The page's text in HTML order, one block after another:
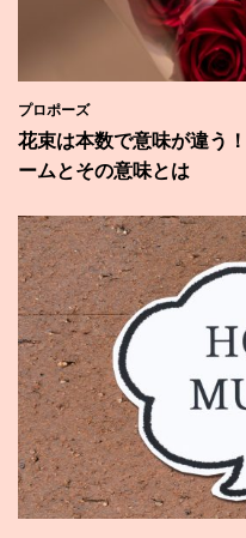
プロポーズ
花束は本数で意味が違う
ームとその意味とは